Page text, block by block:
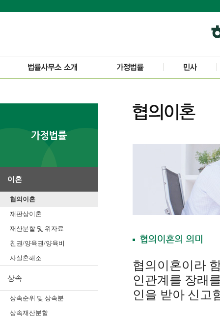
이혼
협의이혼
재판상이혼
재산분할 및 위자료
친권/양육권/양육비
사실혼해소
상속
상속순위 및 상속분
상속재산분할
협의이혼이라
인관계를 장래
인을 받아 신고